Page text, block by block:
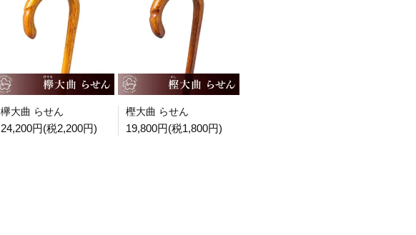
欅大曲 らせん
24,200円(税2,200円)
樫大曲 らせん
19,800円(税1,800円)